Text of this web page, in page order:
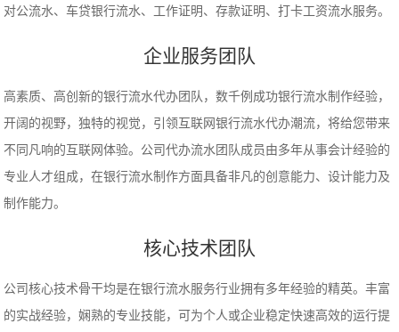
对公流水、车贷银行流水、工作证明、存款证明、打卡工资流水服务。
企业服务团队
高素质、高创新的银行流水代办团队，数千例成功银行流水制作经验，
开阔的视野，独特的视觉，引领互联网银行流水代办潮流，将给您带来
不同凡响的互联网体验。公司代办流水团队成员由多年从事会计经验的
专业人才组成，在银行流水制作方面具备非凡的创意能力、设计能力及
制作能力。
核心技术团队
公司核心技术骨干均是在银行流水服务行业拥有多年经验的精英。丰富
的实战经验，娴熟的专业技能，可为个人或企业稳定快速高效的运行提